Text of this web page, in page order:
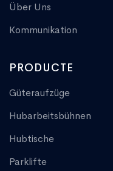
Über Uns
Kommunikation
PRODUCTE
Güteraufzüge
Hubarbeitsbühnen
Hubtische
Parklifte